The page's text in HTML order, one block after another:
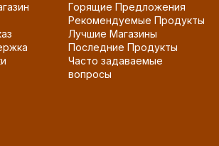
Горящие Предложения
Рекомендуемые Продукты
Лучшие Магазины
Последние Продукты
Часто задаваемые
вопросы